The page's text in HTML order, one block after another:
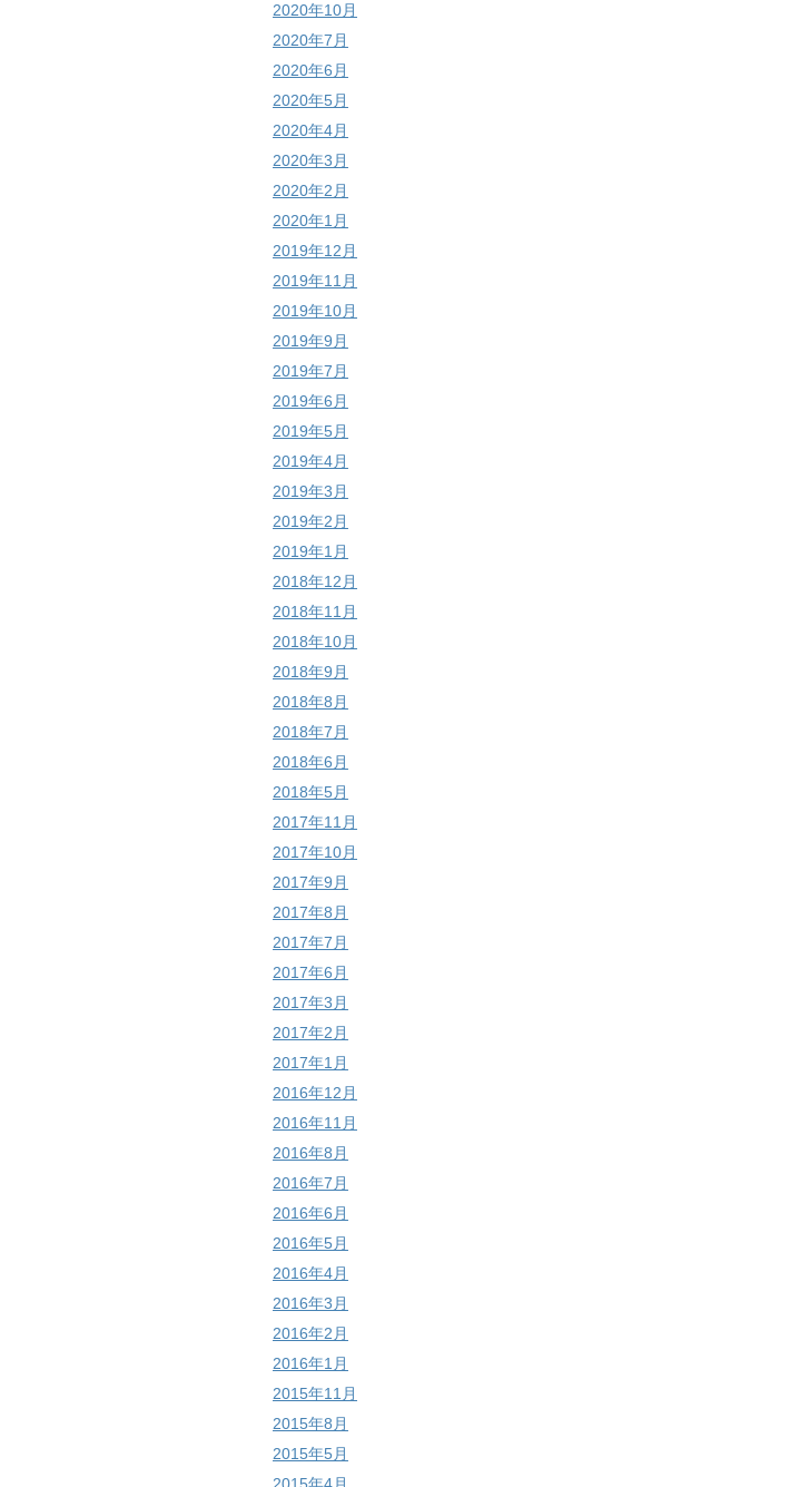
2020年10月
2020年7月
2020年6月
2020年5月
2020年4月
2020年3月
2020年2月
2020年1月
2019年12月
2019年11月
2019年10月
2019年9月
2019年7月
2019年6月
2019年5月
2019年4月
2019年3月
2019年2月
2019年1月
2018年12月
2018年11月
2018年10月
2018年9月
2018年8月
2018年7月
2018年6月
2018年5月
2017年11月
2017年10月
2017年9月
2017年8月
2017年7月
2017年6月
2017年3月
2017年2月
2017年1月
2016年12月
2016年11月
2016年8月
2016年7月
2016年6月
2016年5月
2016年4月
2016年3月
2016年2月
2016年1月
2015年11月
2015年8月
2015年5月